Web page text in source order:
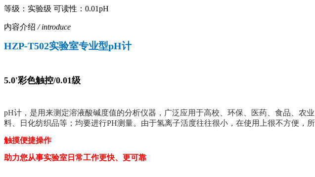
等级：实验级 可读性：0.01pH
内容介绍 / introduce
HZP-T502实验室专业型pH计
5.0'彩色触控/0.01级
pH计，是用来测定溶液酸碱度值的分析仪器，广泛应用于高校、环保、医药、食品、
料、日化纺织品等；均要进行PH测量。由于氢离子活度往往很小，在使用上很不方便，
触摸便捷操作
助力您从事实验室日常工作更快、更可靠